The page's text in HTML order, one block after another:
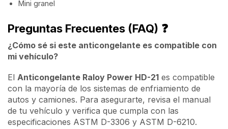
Mini granel
Preguntas Frecuentes (FAQ) ❓
¿Cómo sé si este anticongelante es compatible con
mi vehículo?
El Anticongelante Raloy Power HD-21 es compatible
con la mayoría de los sistemas de enfriamiento de
autos y camiones. Para asegurarte, revisa el manual
de tu vehículo y verifica que cumpla con las
especificaciones ASTM D-3306 y ASTM D-6210.